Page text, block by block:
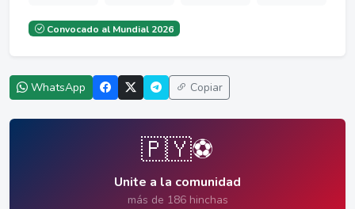
Convocado al Mundial 2026
WhatsApp Copiar
🇵🇾⚽
Unite a la comunidad
más de 186 hinchas